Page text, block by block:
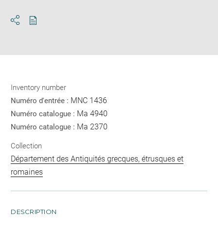
Inventory number
Numéro d'entrée : MNC 1436
Numéro catalogue : Ma 4940
Numéro catalogue : Ma 2370
Collection
Département des Antiquités grecques, étrusques et
romaines
DESCRIPTION